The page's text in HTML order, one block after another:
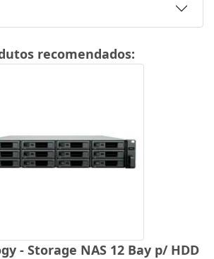
recomendados:
- Storage NAS 12 Bay p/ HDD